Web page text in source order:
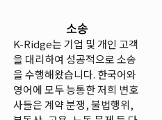
소송
K-Ridge는 기업 및 개인 고객
을 대리하여 성공적으로 소송
을 수행해왔습니다. 한국어와
영어에 모두 능통한 저희 변호
사들은 계약 분쟁, 불법행위,